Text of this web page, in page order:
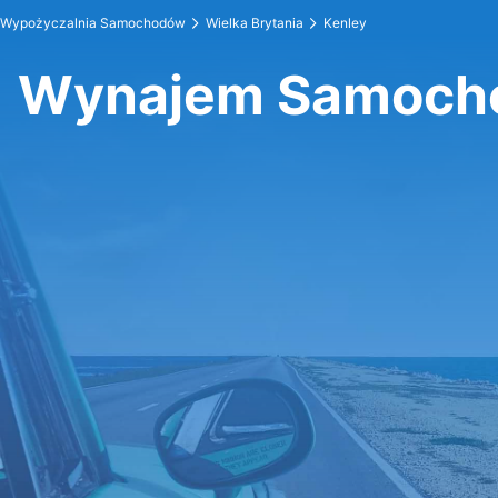
Wypożyczalnia Samochodów Wielka Brytania Kenley
Wynajem